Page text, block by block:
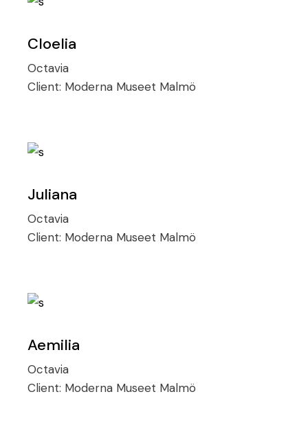
Cloelia
Octavia
Client: Moderna Museet Malmö
Juliana
Octavia
Client: Moderna Museet Malmö
Aemilia
Octavia
Client: Moderna Museet Malmö